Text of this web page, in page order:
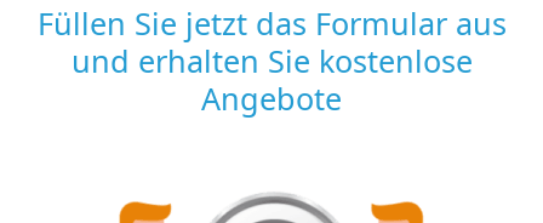
Füllen Sie jetzt das Formular aus
und erhalten Sie kostenlose
Angebote